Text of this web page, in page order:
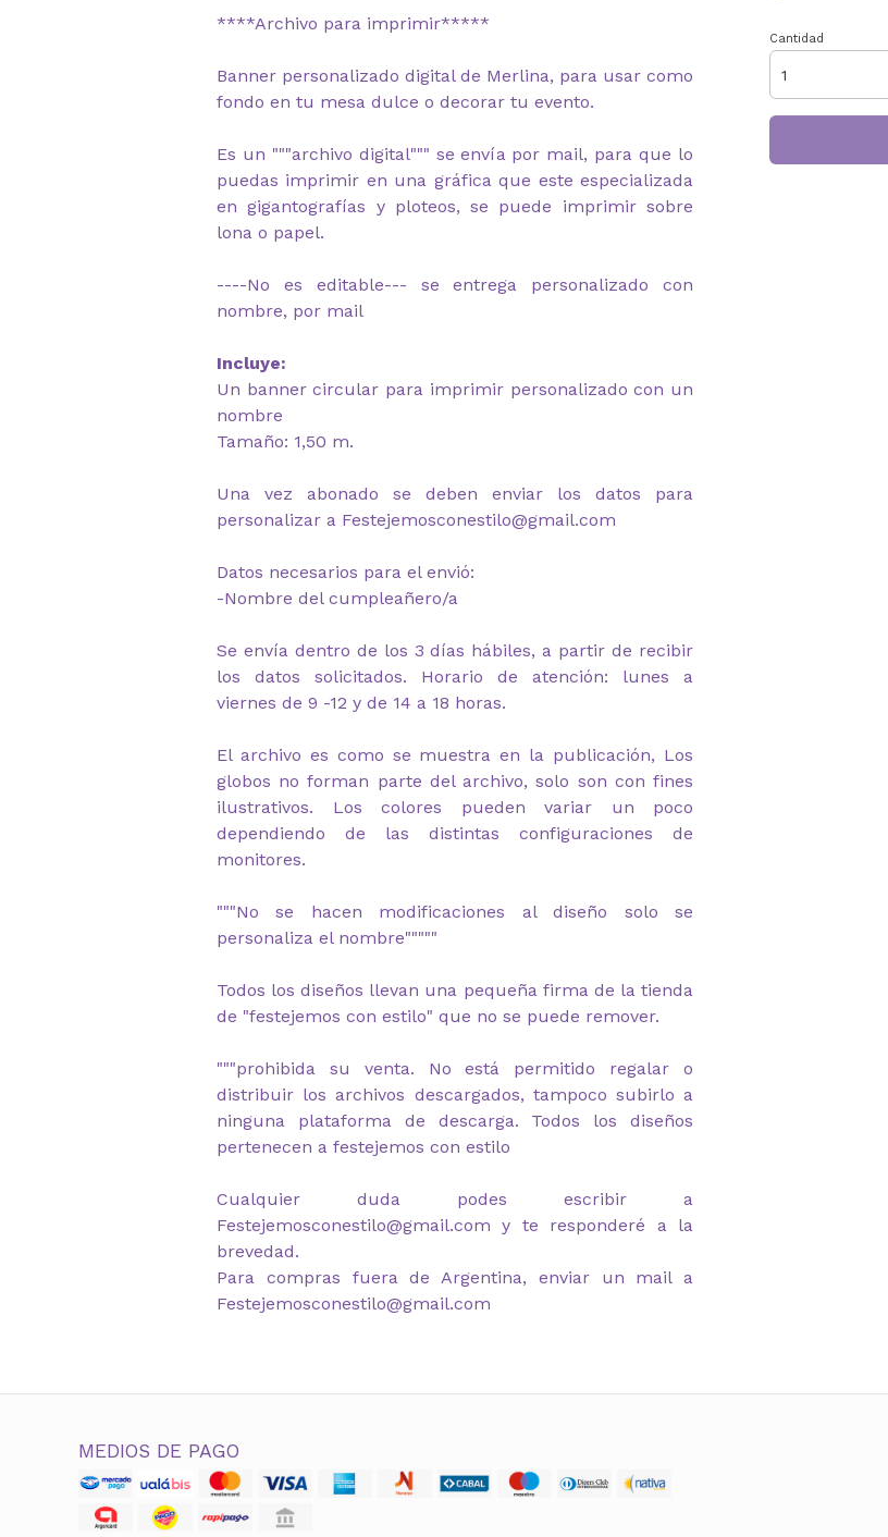
****Archivo para imprimir*****
Banner personalizado digital de Merlina, para usar como
fondo en tu mesa dulce o decorar tu evento.
Es un """archivo digital""" se envía por mail, para que lo
puedas imprimir en una gráfica que este especializada
en gigantografías y ploteos, se puede imprimir sobre
lona o papel.
----No es editable--- se entrega personalizado con
nombre, por mail
Incluye:
Un banner circular para imprimir personalizado con un
nombre
Tamaño: 1,50 m.
Una vez abonado se deben enviar los datos para
personalizar a Festejemosconestilo@gmail.com
Datos necesarios para el envió:
-Nombre del cumpleañero/a
Se envía dentro de los 3 días hábiles, a partir de recibir
los datos solicitados. Horario de atención: lunes a
viernes de 9 -12 y de 14 a 18 horas.
El archivo es como se muestra en la publicación, Los
globos no forman parte del archivo, solo son con fines
ilustrativos. Los colores pueden variar un poco
dependiendo de las distintas configuraciones de
monitores.
"""No se hacen modificaciones al diseño solo se
personaliza el nombre"""""
Todos los diseños llevan una pequeña firma de la tienda
de "festejemos con estilo" que no se puede remover.
"""prohibida su venta. No está permitido regalar o
distribuir los archivos descargados, tampoco subirlo a
ninguna plataforma de descarga. Todos los diseños
pertenecen a festejemos con estilo
Cualquier duda podes escribir a
Festejemosconestilo@gmail.com y te responderé a la
brevedad.
Para compras fuera de Argentina, enviar un mail a
Festejemosconestilo@gmail.com
Cantidad
MEDIOS DE PAGO